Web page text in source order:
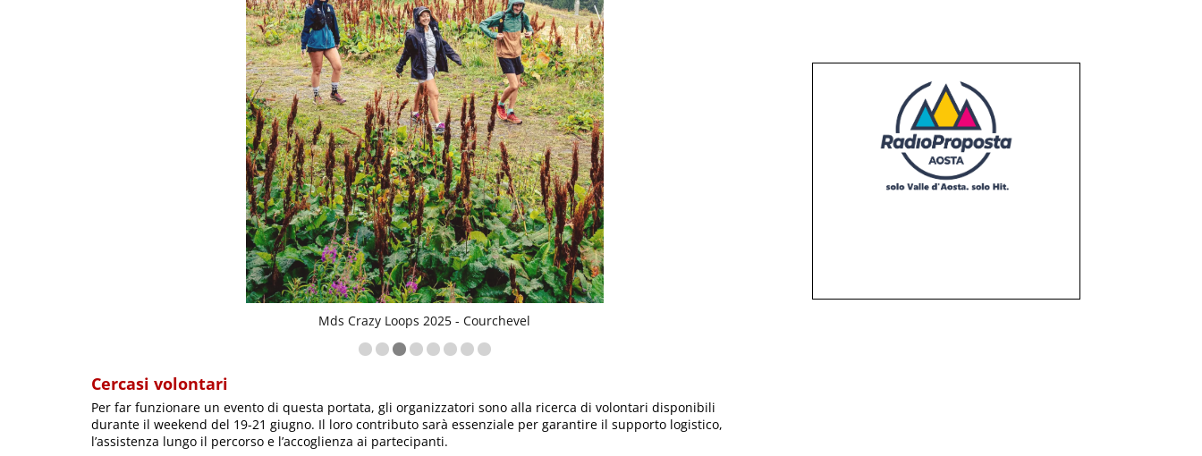
Mds Crazy Loops 2025 - Courchevel
Cercasi volontari
Per far funzionare un evento di questa portata, gli organizzatori sono alla ricerca di volontari disponibili
durante il weekend del 19-21 giugno. Il loro contributo sarà essenziale per garantire il supporto logistico,
l’assistenza lungo il percorso e l’accoglienza ai partecipanti.